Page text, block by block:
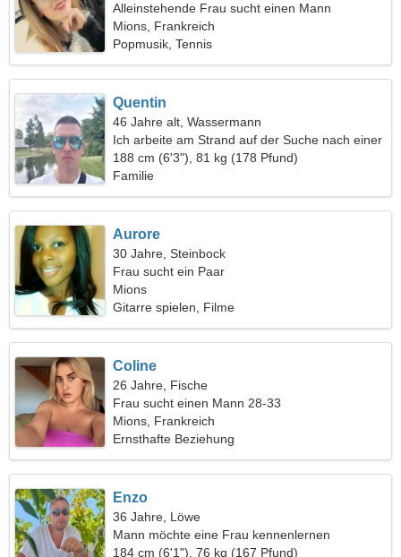
Alleinstehende Frau sucht einen Mann
Mions, Frankreich
Popmusik, Tennis
Quentin
46 Jahre alt, Wassermann
Ich arbeite am Strand auf der Suche nach einer
romantischen Frau
188 cm (6'3"), 81 kg (178 Pfund)
Familie
Aurore
30 Jahre, Steinbock
Frau sucht ein Paar
Mions
Gitarre spielen, Filme
Coline
26 Jahre, Fische
Frau sucht einen Mann 28-33
Mions, Frankreich
Ernsthafte Beziehung
Enzo
36 Jahre, Löwe
Mann möchte eine Frau kennenlernen
184 cm (6'1"), 76 kg (167 Pfund)